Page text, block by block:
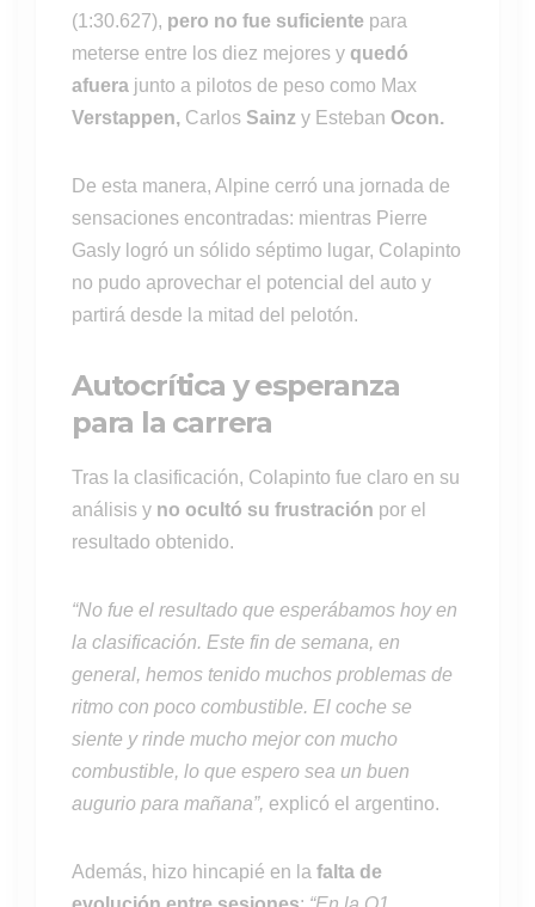
(1:30.627), pero no fue suficiente para
meterse entre los diez mejores y quedó
afuera junto a pilotos de peso como Max
Verstappen, Carlos Sainz y Esteban Ocon.
De esta manera, Alpine cerró una jornada de
sensaciones encontradas: mientras Pierre
Gasly logró un sólido séptimo lugar, Colapinto
no pudo aprovechar el potencial del auto y
partirá desde la mitad del pelotón.
Autocrítica y esperanza
para la carrera
Tras la clasificación, Colapinto fue claro en su
análisis y no ocultó su frustración por el
resultado obtenido.
“No fue el resultado que esperábamos hoy en
la clasificación. Este fin de semana, en
general, hemos tenido muchos problemas de
ritmo con poco combustible. El coche se
siente y rinde mucho mejor con mucho
combustible, lo que espero sea un buen
augurio para mañana”, explicó el argentino.
Además, hizo hincapié en la falta de